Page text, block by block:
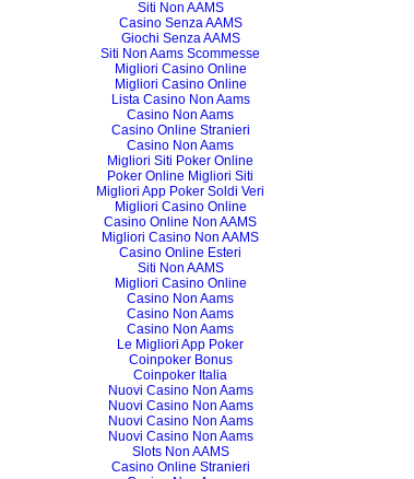
Siti Non AAMS
Casino Senza AAMS
Giochi Senza AAMS
Siti Non Aams Scommesse
Migliori Casino Online
Migliori Casino Online
Lista Casino Non Aams
Casino Non Aams
Casino Online Stranieri
Casino Non Aams
Migliori Siti Poker Online
Poker Online Migliori Siti
Migliori App Poker Soldi Veri
Migliori Casino Online
Casino Online Non AAMS
Migliori Casino Non AAMS
Casino Online Esteri
Siti Non AAMS
Migliori Casino Online
Casino Non Aams
Casino Non Aams
Casino Non Aams
Le Migliori App Poker
Coinpoker Bonus
Coinpoker Italia
Nuovi Casino Non Aams
Nuovi Casino Non Aams
Nuovi Casino Non Aams
Nuovi Casino Non Aams
Slots Non AAMS
Casino Online Stranieri